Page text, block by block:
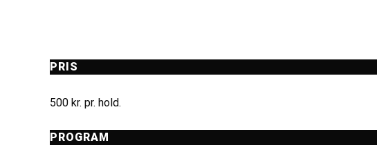
PRIS
500 kr. pr. hold.
PROGRAM